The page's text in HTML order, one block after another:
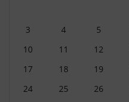
3
4 5
10
11 12
17
18 19
24
25 26